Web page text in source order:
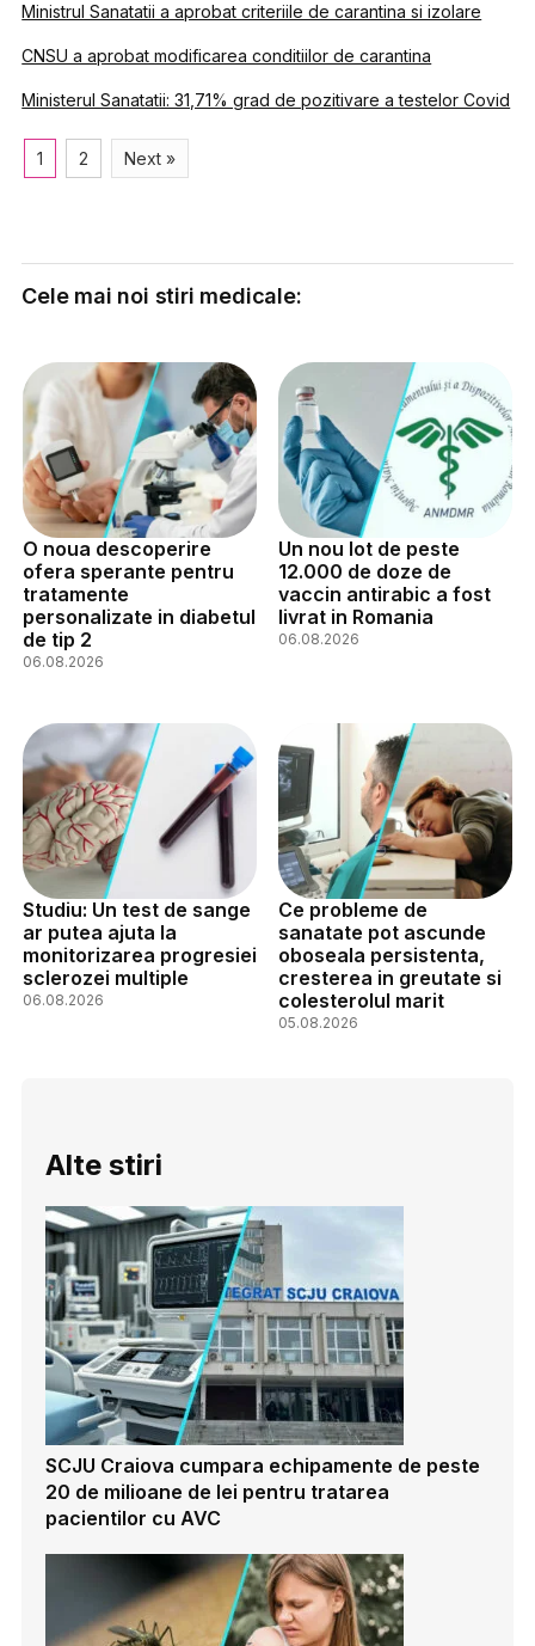
Ministrul Sanatatii a aprobat criteriile de carantina si izolare
CNSU a aprobat modificarea conditiilor de carantina
Ministerul Sanatatii: 31,71% grad de pozitivare a testelor Covid
1 2 Next »
Cele mai noi stiri medicale:
O noua descoperire
ofera sperante pentru
tratamente
personalizate in diabetul
de tip 2
06.08.2026
Un nou lot de peste
12.000 de doze de
vaccin antirabic a fost
livrat in Romania
06.08.2026
Studiu: Un test de sange
ar putea ajuta la
monitorizarea progresiei
sclerozei multiple
06.08.2026
Ce probleme de
sanatate pot ascunde
oboseala persistenta,
cresterea in greutate si
colesterolul marit
05.08.2026
Alte stiri
SCJU Craiova cumpara echipamente de peste
20 de milioane de lei pentru tratarea
pacientilor cu AVC